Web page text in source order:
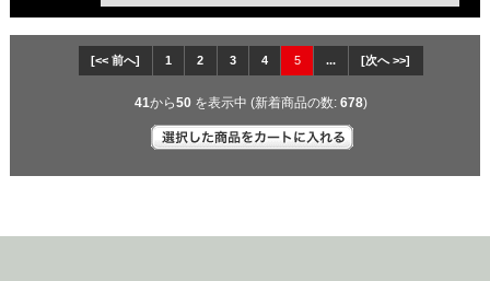
[<< 前へ] 1 2 3 4 5 ... [次へ >>]
41から50を表示中 (新着商品の数: 678)